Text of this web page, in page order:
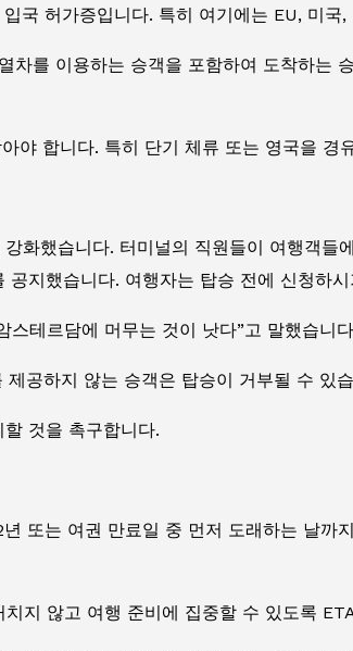
국 허가증입니다. 특히 여기에는 EU, 미국
를 이용하는 승객을 포함하여 도착하는
야 합니다. 특히 단기 체류 또는 영국을 경
화했습니다. 터미널의 직원들이 여행객들
지했습니다. 여행자는 탑승 전에 신청하
테르담에 머무는 것이 낫다”고 말했습니
공하지 않는 승객은 탑승이 거부될 수 있
것을 촉구합니다.
또는 여권 만료일 중 먼저 도래하는 날까
지 않고 여행 준비에 집중할 수 있도록